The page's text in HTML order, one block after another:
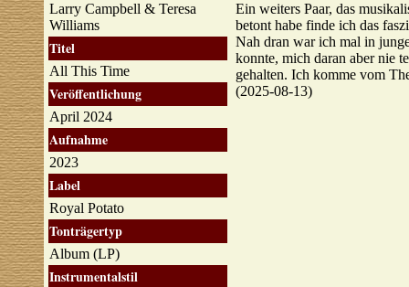
Larry Campbell & Teresa
Williams
Titel
All This Time
Veröffentlichung
April 2024
Aufnahme
2023
Label
Royal Potato
Tonträgertyp
Album (LP)
Instrumentalstil
Ein weiters Paar, das
betont habe finde ich das
Nah dran war ich mal in
konnte, mich daran aber nie
gehalten. Ich komme vom
(2025-08-13)